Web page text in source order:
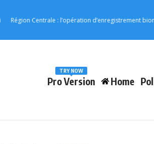
Centrale : l’opération d’enregistrement biométrique
Pro Version
TRY NOW
Home